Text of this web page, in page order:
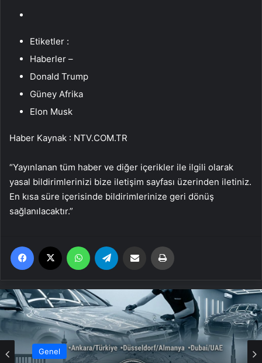
Etiketler :
Haberler –
Donald Trump
Güney Afrika
Elon Musk
Haber Kaynak : NTV.COM.TR
“Yayınlanan tüm haber ve diğer içerikler ile ilgili olarak
yasal bildirimlerinizi bize iletişim sayfası üzerinden iletiniz.
En kısa süre içerisinde bildirimlerinize geri dönüş
sağlanılacaktır.”
Facebook WhatsApp Email'den paylaş
Genel